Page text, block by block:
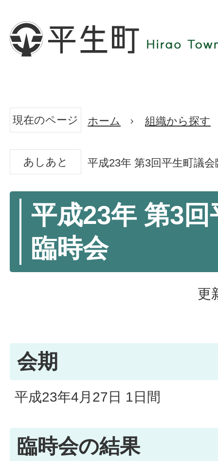
現在のページ ホーム 組織から探す
あしあと 平成23年 第3回平生町議会
平成23年 第3
臨時会
更
会期
平成23年4月27日 1日間
臨時会の結果